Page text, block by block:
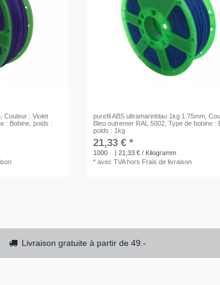
, Couleur : Violet
: Bobine , poids :
purefil ABS ultramarinblau 1kg 1.75mm ,
Bleu outremer RAL 5002 , Type de bobine :
poids : 1kg
21,33 € *
1000
| 21,33 € / Kilogramm
*avec TVAhors Frais de livraison
Livraison gratuite à partir de 49.-